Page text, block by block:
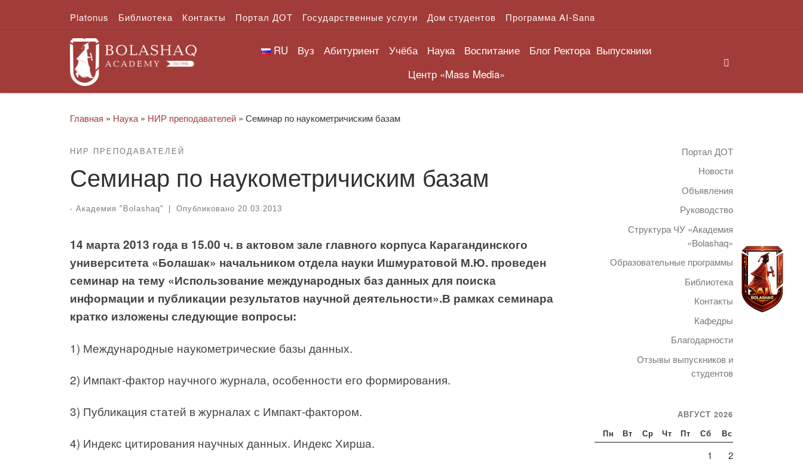
Перейти к содержимому
Platonus Библиотека Контакты Портал ДОТ Государственные услуги Дом студентов Программа AI-Sana
RU Вуз Абитуриент Учёба Наука Воспитание Блог Ректора Выпускники
Центр «Mass Media»
Главная » Наука » НИР преподавателей » Семинар по наукометричиским базам
НИР ПРЕПОДАВАТЕЛЕЙ
Семинар по наукометричиским базам
- Академия "Bolashaq" Опубликовано 20.03.2013
14 марта 2013 года в 15.00 ч. в актовом зале главного корпуса Карагандинского
университета «Болашак» начальником отдела науки Ишмуратовой М.Ю. проведен
семинар на тему «Использование международных баз данных для поиска
информации и публикации результатов научной деятельности».В рамках семинара
кратко изложены следующие вопросы:
1) Международные наукометрические базы данных.
2) Импакт-фактор научного журнала, особенности его формирования.
3) Публикация статей в журналах с Импакт-фактором.
4) Индекс цитирования научных данных. Индекс Хирша.
Портал ДОТ
Новости
Объявления
Руководство
Структура ЧУ «Академия
«Bolashaq»
Образовательные программы
Библиотека
Контакты
Кафедры
Благодарности
Отзывы выпускников и
студентов
АВГУСТ 2026
Пн Вт Ср Чт Пт Сб Вс
1 2